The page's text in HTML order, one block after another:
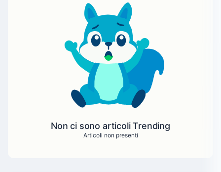
Non ci sono articoli Trending
Articoli non presenti